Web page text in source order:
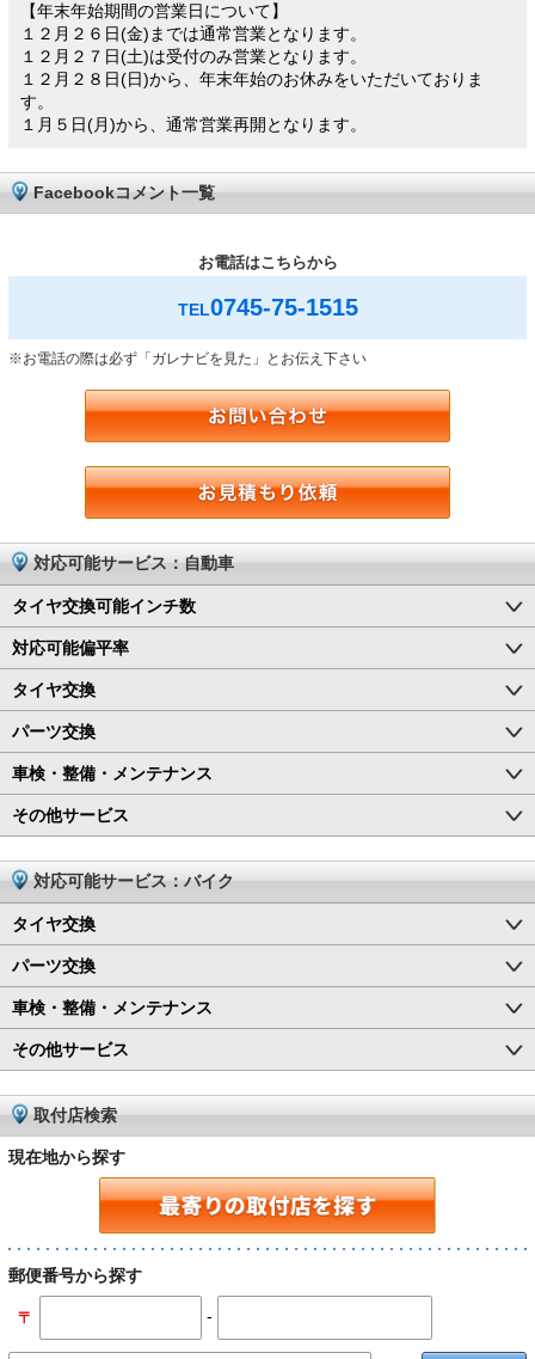
【年末年始期間の営業日について】
１２月２６日(金)までは通常営業となります。
１２月２７日(土)は受付のみ営業となります。
１２月２８日(日)から、年末年始のお休みをいただいておりま
す。
１月５日(月)から、通常営業再開となります。
Facebookコメント一覧
お電話はこちらから
TEL0745-75-1515
※お電話の際は必ず「ガレナビを見た」とお伝え下さい
対応可能サービス：自動車
タイヤ交換可能インチ数
対応可能偏平率
タイヤ交換
パーツ交換
車検・整備・メンテナンス
その他サービス
対応可能サービス：バイク
タイヤ交換
パーツ交換
車検・整備・メンテナンス
その他サービス
取付店検索
現在地から探す
郵便番号から探す
〒 -